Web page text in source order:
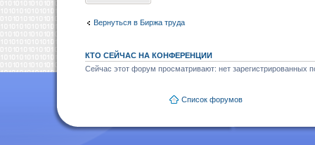
Вернуться в Биржа труда
КТО СЕЙЧАС НА КОНФЕРЕНЦИИ
Сейчас этот форум просматривают: нет зарегистрированных
Список форумов